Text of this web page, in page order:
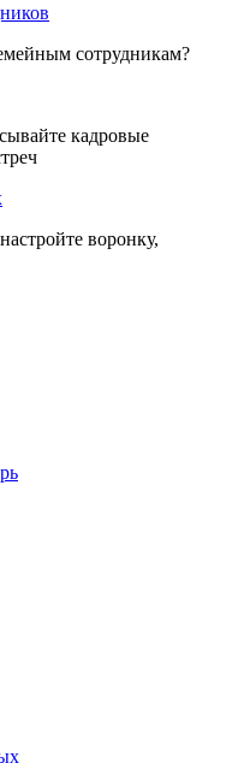
сотрудникам?
кадровые
воронку,